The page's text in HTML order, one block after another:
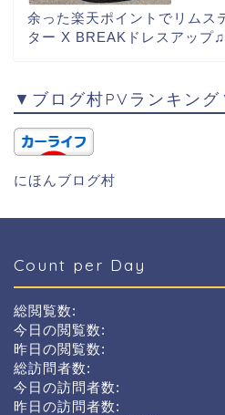
余った楽天ポイントでリムス
ター X BREAKドレスアップ♫
▼ブログ村PVランキン
にほんブログ村
Count per Day
総閲覧数:
今日の閲覧数:
昨日の閲覧数:
総訪問者数:
今日の訪問者数:
昨日の訪問者数: